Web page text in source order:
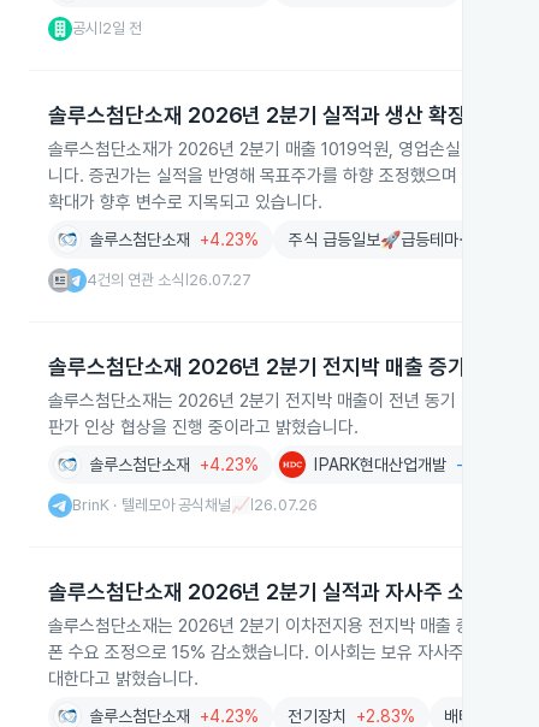
공시 2일 전
솔루스첨단소재 2026년 2분기 실적과 생산 확장
솔루스첨단소재가 2026년 2분기 매출 1019억원, 영업손실 213억원
니다. 증권가는 실적을 반영해 목표주가를 하향 조정했으며 헝가리
확대가 향후 변수로 지목되고 있습니다.
솔루스첨단소재 +4.23% 주식 급등일보🚀급등테마·대장주 탐
4건의 연관 소식 26.07.27
솔루스첨단소재 2026년 2분기 전지박 매출 증가
솔루스첨단소재는 2026년 2분기 전지박 매출이 전년 동기 대비
판가 인상 협상을 진행 중이라고 밝혔습니다.
솔루스첨단소재 +4.23% IPARK현대산업개발 -0.22%
BrinK · 텔레모아 공식채널📈 26.07.26
솔루스첨단소재 2026년 2분기 실적과 자사주 소각 결정
솔루스첨단소재는 2026년 2분기 이차전지용 전지박 매출 증가로 전
폰 수요 조정으로 15% 감소했습니다. 이사회는 보유 자사주 전량을
대한다고 밝혔습니다.
솔루스첨단소재 +4.23% 전기장치 +2.83% 배터리